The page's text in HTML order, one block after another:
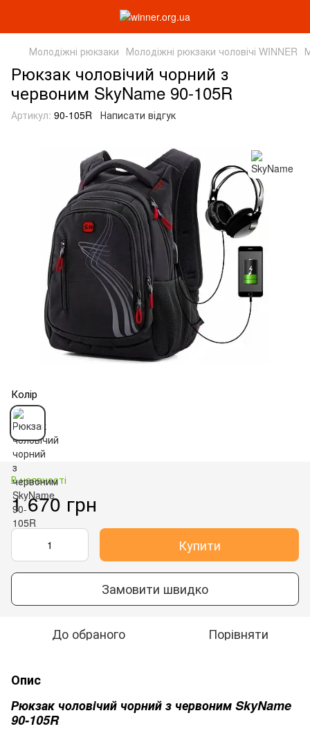
Молодіжні рюкзаки Молодіжні рюкзаки чоловічі WINNER
Рюкзак чоловічий чорний з
червоним SkyName 90-105R
Артикул: 90-105R Написати відгук
Колір
В наявності
1 670 грн
Купити
Замовити швидко
До обраного Порівняти
Опис
Рюкзак чоловічий чорний з червоним SkyName
90-105R